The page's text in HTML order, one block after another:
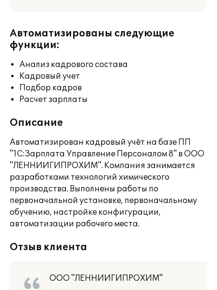
Автоматизированы следующие
функции:
Анализ кадрового состава
Кадровый учет
Подбор кадров
Расчет зарплаты
Описание
Автоматизирован кадровый учёт на базе ПП
"1С:Зарплата Управление Персоналом 8" в ООО
"ЛЕННИИГИПРОХИМ". Компания занимается
разработками технологий химического
производства. Выполнены работы по
первоначальной установке, первоначальному
обучению, настройке конфигурации,
автоматизации рабочего места.
Отзыв клиента
ООО "ЛЕННИИГИПРОХИМ"